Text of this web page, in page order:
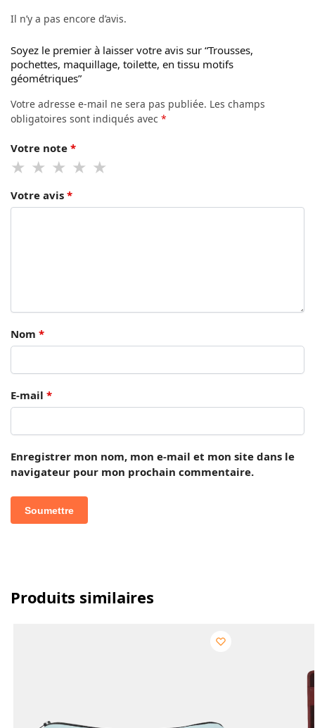
Il n’y a pas encore d’avis.
Soyez le premier à laisser votre avis sur “Trousses,
pochettes, maquillage, toilette, en tissu motifs
géométriques”
Votre adresse e-mail ne sera pas publiée. Les champs
obligatoires sont indiqués avec *
Votre note *
Votre avis *
Nom *
E-mail *
Enregistrer mon nom, mon e-mail et mon site dans le
navigateur pour mon prochain commentaire.
Produits similaires